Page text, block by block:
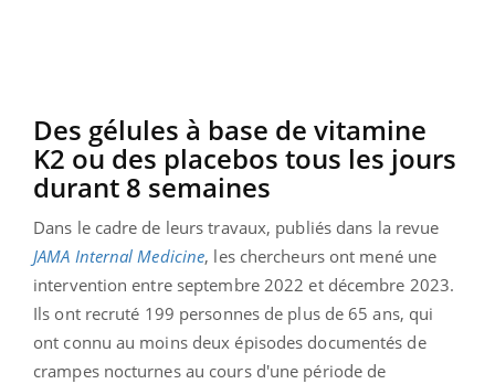
Des gélules à base de vitamine
K2 ou des placebos tous les jours
durant 8 semaines
Dans le cadre de leurs travaux, publiés dans la revue
JAMA Internal Medicine, les chercheurs ont mené une
intervention entre septembre 2022 et décembre 2023.
Ils ont recruté 199 personnes de plus de 65 ans, qui
ont connu au moins deux épisodes documentés de
crampes nocturnes au cours d'une période de